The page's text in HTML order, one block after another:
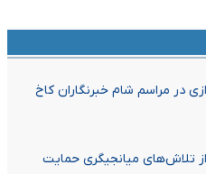
در مراسم شام خبرنگاران کاخ
تلاش‌های میانجیگری حمایت